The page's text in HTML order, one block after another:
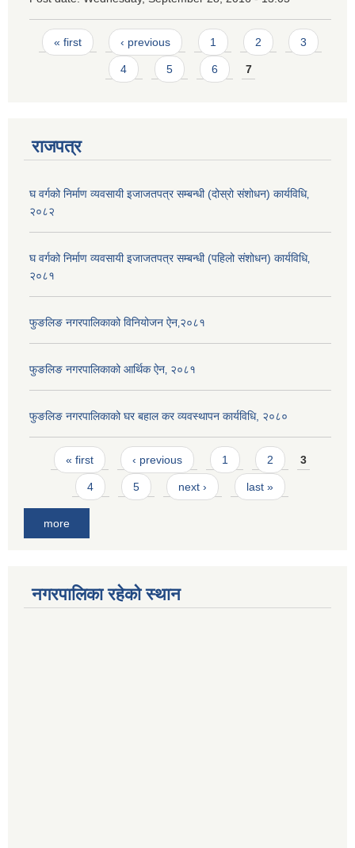
Pages
« first ‹ previous 1 2 3
4 5 6 7
राजपत्र
घ वर्गको निर्माण व्यवसायी इजाजतपत्र सम्बन्धी (दोस्रो संशोधन) कार्यविधि‚
२०८२
घ वर्गको निर्माण व्यवसायी इजाजतपत्र सम्बन्धी (पहिलो संशोधन) कार्यविधि‚
२०८१
फुङलिङ नगरपालिकाको विनियोजन ऐन‚२०८१
फुङलिङ नगरपालिकाको आर्थिक ऐन‚ २०८१
फुङलिङ नगरपालिकाको घर बहाल कर व्यवस्थापन कार्यविधि, २०८०
Pages
« first ‹ previous 1 2 3
4 5 next › last »
more
नगरपालिका रहेको स्थान